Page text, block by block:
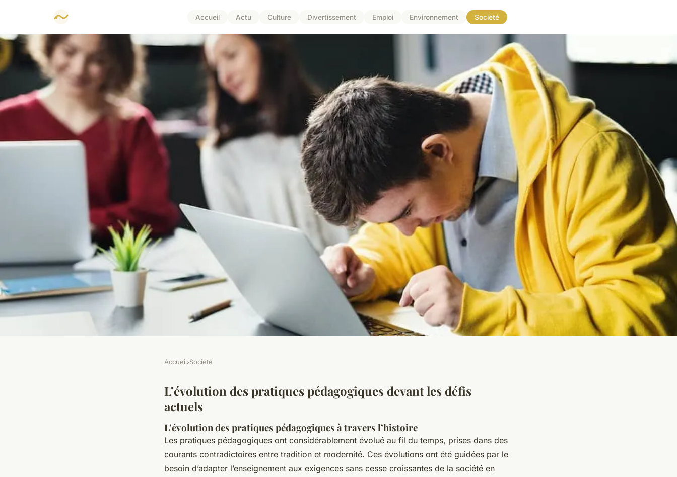
Accueil Actu Culture Divertissement Emploi Environnement Société
Comment favoriser une approche
pédagogique inclusive face aux
diversités et complexités actuelles ?
Accueil›Société
L’évolution des pratiques pédagogiques devant les défis
actuels
L’évolution des pratiques pédagogiques à travers l’histoire
Les pratiques pédagogiques ont considérablement évolué au fil du temps, prises dans des
courants contradictoires entre tradition et modernité. Ces évolutions ont été guidées par le
besoin d’adapter l’enseignement aux exigences sans cesse croissantes de la société en